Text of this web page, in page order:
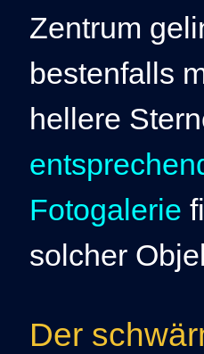
Zentrum
bestenfalls
hellere
Fotogalerie
solcher
Der